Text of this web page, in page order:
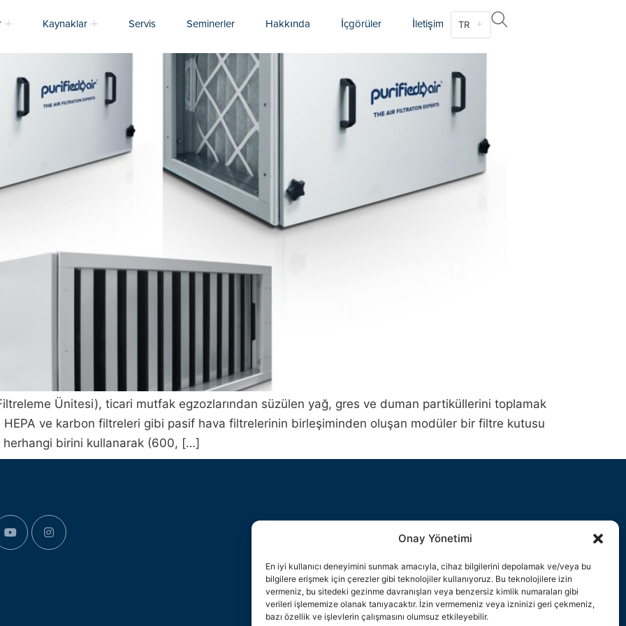
Onay Yönetimi
En iyi kullanıcı deneyimini sunmak amacıyla, cihaz bilgilerini depolamak ve/veya bu
bilgilere erişmek için çerezler gibi teknolojiler kullanıyoruz. Bu teknolojilere izin
vermeniz, bu sitedeki gezinme davranışları veya benzersiz kimlik numaraları gibi
verileri işlememize olanak tanıyacaktır. İzin vermemeniz veya izninizi geri çekmeniz,
bazı özellik ve işlevlerin çalışmasını olumsuz etkileyebilir.
Kaynaklar Servis Seminerler Hakkında İçgörüler İletişim TR
Ünitesi), ticari mutfak egzozlarından süzülen yağ, gres ve duman partiküllerini toplamak
ve karbon filtreleri gibi pasif hava filtrelerinin birleşiminden oluşan modüler bir filtre kutusu
birini kullanarak (600, […]